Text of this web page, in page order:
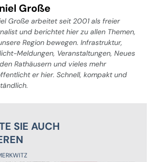
Große
Große arbeitet seit 2001 als freier
und berichtet hier zu allen Themen,
Region bewegen. Infrastruktur,
Meldungen, Veranstaltungen, Neues
Rathäusern und vieles mehr
er hier. Schnell, kompakt und
SIE AUCH